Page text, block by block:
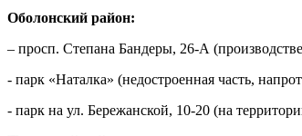
Оболонский район:
– просп. Степана Бандеры, 26-А
- парк «Наталка» (недостроенная часть,
- парк на ул. Бережанской, 10-20 (на